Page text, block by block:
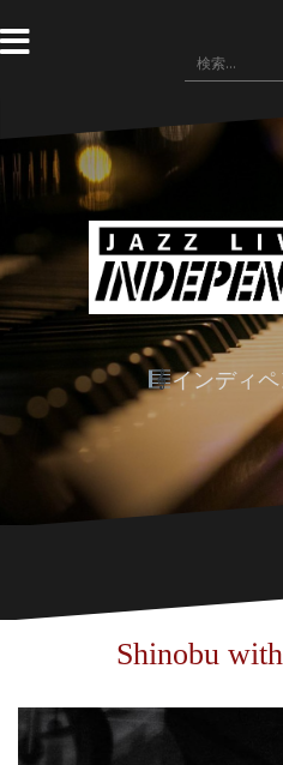
ン
テ
へ
ス
検
索:
インディ
Shinobu